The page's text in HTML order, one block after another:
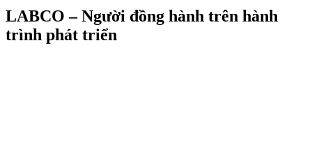
LABCO – Người đồng hành trên hành
trình phát triển